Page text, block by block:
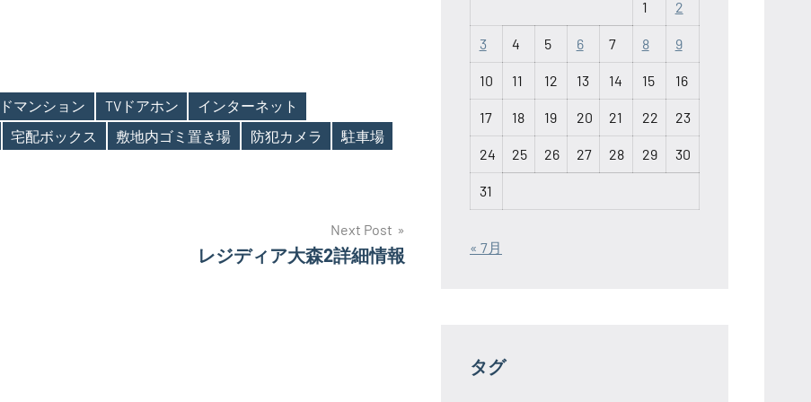
マンション TVドアホン
インターネット
宅配ボックス 敷地内ゴミ置き場 防犯カメラ
駐車場
Next Post
レジディア大森2詳細情報
1 2
3 4 5 6 7 8 9
10 11 12 13 14 15 16
17 18 19 20 21 22 23
24 25 26 27 28 29 30
31
« 7月
タグ